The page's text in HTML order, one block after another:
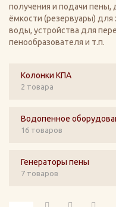
получения и подачи пены,
ёмкости (резервуары) для
воды, устройства для
пенообразователя и т.п.
Колонки КПА
2 товара
Водопенное
16 товаров
Генераторы пены
7 товаров